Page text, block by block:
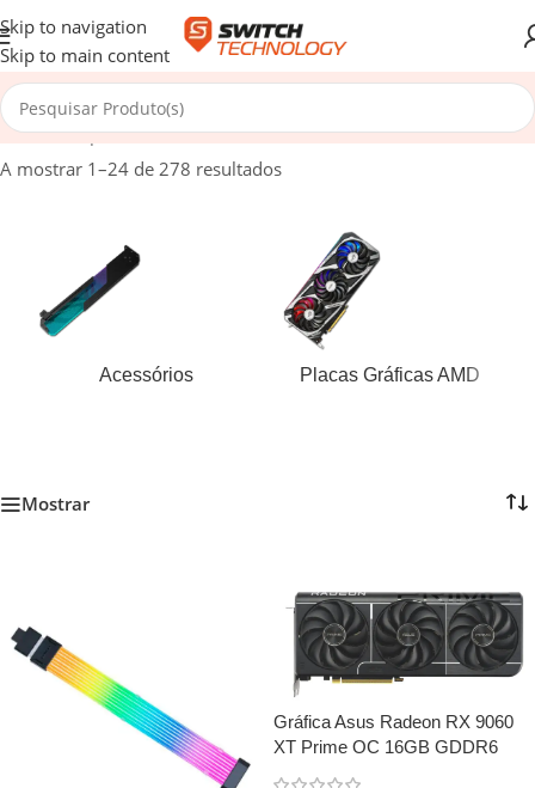
Skip to navigation
Skip to main content
Início/Componentes/Placas Gráficas
A mostrar 1–24 de 278 resultados
Acessórios Placas Gráficas AMD
Mostrar
Gráfica Asus Radeon RX 9060
XT Prime OC 16GB GDDR6